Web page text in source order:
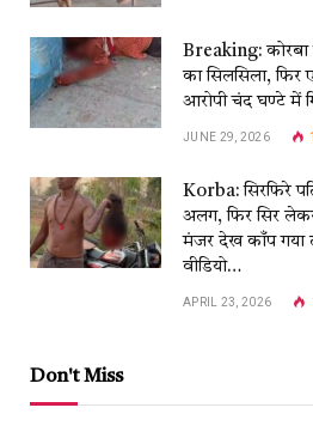
Breaking: कोरबा
का सिलसिला, फिर
आरोपी चंद घण्टे में
JUNE 29, 2026
Korba: सिरफिरे
अलग, फिर सिर
मंजर देख काँप गया
वीडियो…
APRIL 23, 2026
Don't Miss